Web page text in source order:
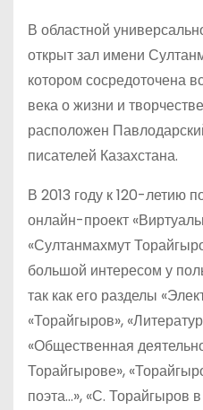
В областной
открыт зал имени
котором сосредоточена
века о жизни и
расположен
писателей Казахстана.
В 2013 году к 120-летию
онлайн-проект
«Султанмахмут
большой интересом у
так как его разделы
«Торайгыров»,
«Общественная
Торайгырове»,
поэта…», «С. Торайгыров